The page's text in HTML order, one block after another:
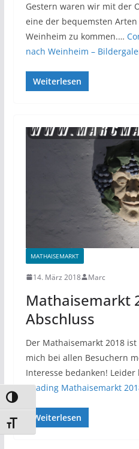
Umschalten auf hohe Kontraste
Schrift vergrößern
Gestern waren wir mit der
eine der bequemsten
Weinheim zu kommen.…
nach Weinheim –
Weiterlesen
MATHAISEMARKT
14. März 2018 Marc
Mathaisemarkt
Abschluss
Der Mathaisemarkt 2018
mich bei allen Besuchern
Interesse bedanken!
ReadingMathaisemarkt
Weiterlesen